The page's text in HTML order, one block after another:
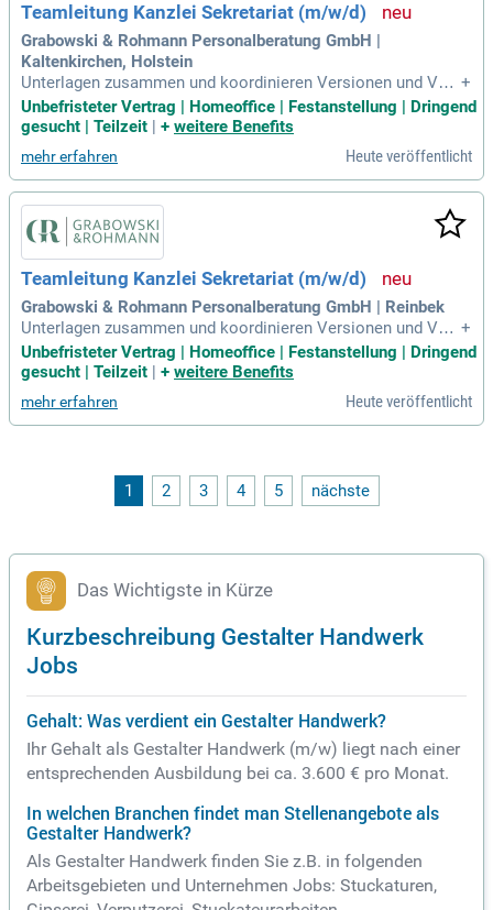
Teamleitung Kanzlei Sekretariat (m/w/d)
Grabowski & Rohmann Personalberatung GmbH |
Kaltenkirchen, Holstein
Unterlagen zusammen und koordinieren Versionen und Verg
leichsfassungen professionell und zuverlässig; Exzellente D
okumentenarbeit: Komplexe Vertragsdokumente, saubere F
ormatvorlagen und anspruchsvolle Layouts in Word sind für
Sie kein Stress, sondern Handwerk
+
Unbefristeter Vertrag | Homeoffice | Festanstellung | Dringend
gesucht | Teilzeit | + weitere Benefits
mehr erfahren Heute veröffentlicht
Teamleitung Kanzlei Sekretariat (m/w/d)
Grabowski & Rohmann Personalberatung GmbH | Reinbek
Unterlagen zusammen und koordinieren Versionen und Verg
leichsfassungen professionell und zuverlässig; Exzellente D
okumentenarbeit: Komplexe Vertragsdokumente, saubere F
Sie kein Stress, sondern Handwerk
+
Unbefristeter Vertrag | Homeoffice | Festanstellung | Dringend
gesucht | Teilzeit
+ weitere Benefits
mehr erfahren Heute veröffentlicht
1 2 3 4 5 nächste
Das Wichtigste in Kürze
Kurzbeschreibung Gestalter Handwerk
Jobs
Gehalt: Was verdient ein Gestalter Handwerk?
Ihr Gehalt als Gestalter Handwerk (m/w) liegt nach einer
entsprechenden Ausbildung bei ca. 3.600 € pro Monat.
In welchen Branchen findet man Stellenangebote als
Gestalter Handwerk?
Als Gestalter Handwerk finden Sie z.B. in folgenden
Arbeitsgebieten und Unternehmen Jobs: Stuckaturen,